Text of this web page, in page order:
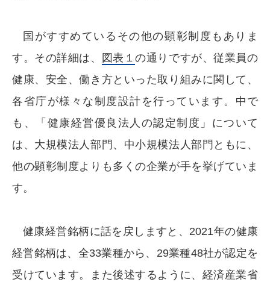
国がすすめているその他の顕彰制度もありま
す。その詳細は、
図表１の通りですが、従業員の
健康、安全、働き方といった取り組みに関して、
各省庁が様々な制度設計を行っています。中で
も、「健康経営優良法人の認定制度」について
は、大規模法人部門、中小規模法人部門ともに、
他の顕彰制度よりも多くの企業が手を挙げていま
す。
健康経営銘柄に話を戻しますと、2021年の健康
経営銘柄は、全33業種から、29業種48社が認定を
受けています。また後述するように、経済産業省